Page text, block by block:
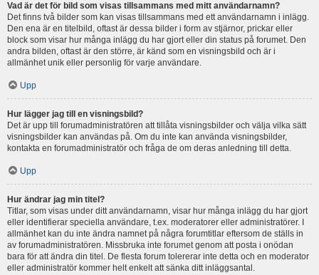
Vad är det för bild som visas tillsammans med mitt användarnamn?
Det finns två bilder som kan visas tillsammans med ett användarnamn i inlägg.
Den ena är en titelbild, oftast är dessa bilder i form av stjärnor, prickar eller
block som visar hur många inlägg du har gjort eller din status på forumet. Den
andra bilden, oftast är den större, är känd som en visningsbild och är i
allmänhet unik eller personlig för varje användare.
Upp
Hur lägger jag till en visningsbild?
Det är upp till forumadministratören att tillåta visningsbilder och välja vilka sätt
visningsbilder kan användas på. Om du inte kan använda visningsbilder,
kontakta en forumadministratör och fråga de om deras anledning till detta.
Upp
Hur ändrar jag min titel?
Titlar, som visas under ditt användarnamn, visar hur många inlägg du har gjort
eller identifierar speciella användare, t.ex. moderatorer eller administratörer. I
allmänhet kan du inte ändra namnet på några forumtitlar eftersom de ställs in
av forumadministratören. Missbruka inte forumet genom att posta i onödan
bara för att ändra din titel. De flesta forum tolererar inte detta och en moderator
eller administratör kommer helt enkelt att sänka ditt inläggsantal.